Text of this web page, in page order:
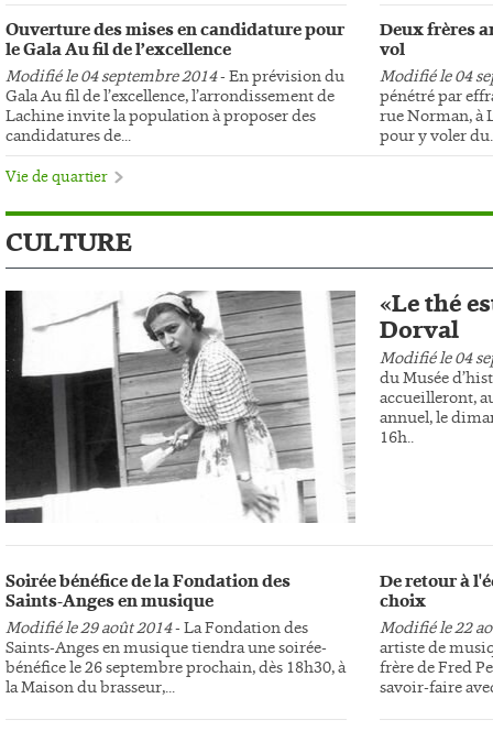
Ouverture des mises en candidature pour
le Gala Au fil de l’excellence
Modifié le 04 septembre 2014- En prévision du
Gala Au fil de l’excellence, l’arrondissement de
Lachine invite la population à proposer des
candidatures de...
Deux frères
vol
Modifié le 04
pénétré par
rue Norman, à
pour y voler
Vie de quartier
CULTURE
«Le thé
Dorval
Modifié le 04
du Musée
accueilleront,
annuel, le
16h..
Soirée bénéfice de la Fondation des
Saints-Anges en musique
Modifié le 29 août 2014- La Fondation des
Saints-Anges en musique tiendra une soirée-
bénéfice le 26 septembre prochain, dès 18h30, à
la Maison du brasseur,...
De retour à
choix
Modifié le 22
artiste de
frère de Fred
savoir-faire